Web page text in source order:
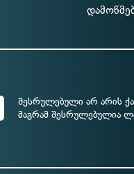
შესრულებული არ არის
მაგრამ შესრულებულია